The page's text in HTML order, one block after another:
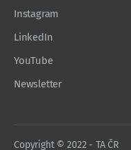
Instagram
LinkedIn
YouTube
Newsletter
Copyright © 2022 - TA ČR